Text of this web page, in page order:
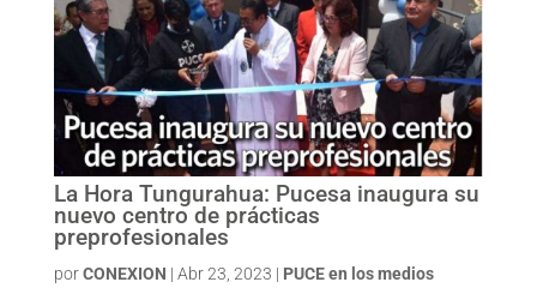
La Hora Tungurahua: Pucesa inaugura su
nuevo centro de prácticas
preprofesionales
porCONEXION | Abr 23, 2023 | PUCE en los medios